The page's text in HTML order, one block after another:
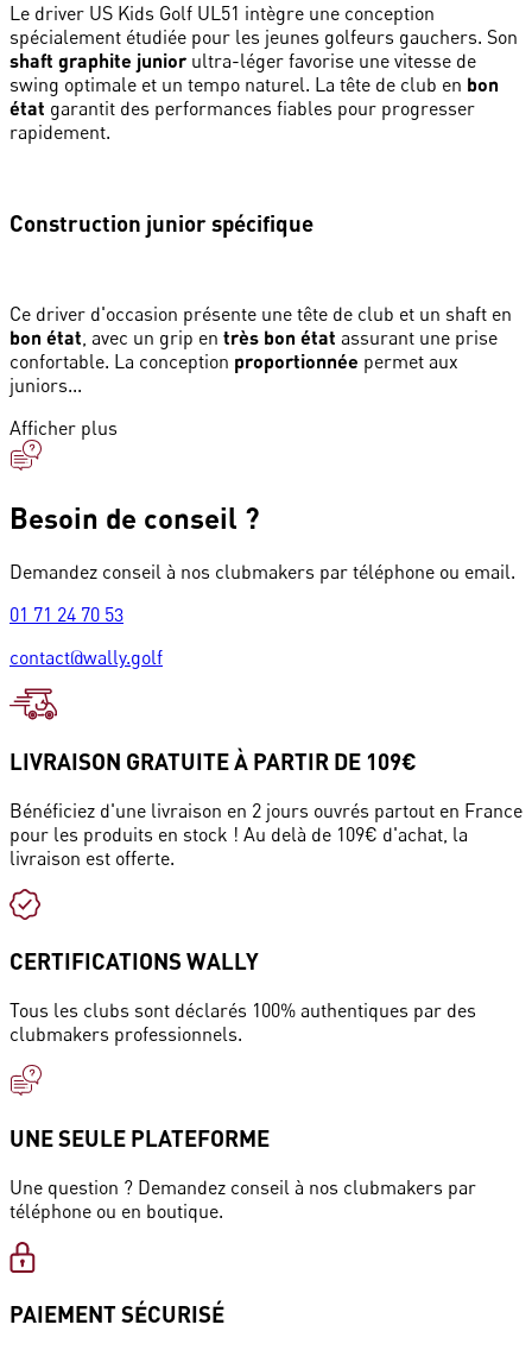
Le driver US Kids Golf UL51 intègre une conception
spécialement étudiée pour les jeunes golfeurs gauchers. Son
shaft graphite junior ultra-léger favorise une vitesse de
swing optimale et un tempo naturel. La tête de club en bon
état garantit des performances fiables pour progresser
rapidement.
Construction junior spécifique
Ce driver d'occasion présente une tête de club et un shaft en
bon état, avec un grip en très bon état assurant une prise
confortable. La conception proportionnée permet aux
juniors...
Afficher plus
Besoin de conseil ?
Demandez conseil à nos clubmakers par téléphone ou email.
01 71 24 70 53
contact@wally.golf
LIVRAISON GRATUITE À PARTIR DE 109€
Bénéficiez d'une livraison en 2 jours ouvrés partout en France
pour les produits en stock ! Au delà de 109€ d'achat, la
livraison est offerte.
CERTIFICATIONS WALLY
Tous les clubs sont déclarés 100% authentiques par des
clubmakers professionnels.
UNE SEULE PLATEFORME
Une question ? Demandez conseil à nos clubmakers par
téléphone ou en boutique.
PAIEMENT SÉCURISÉ